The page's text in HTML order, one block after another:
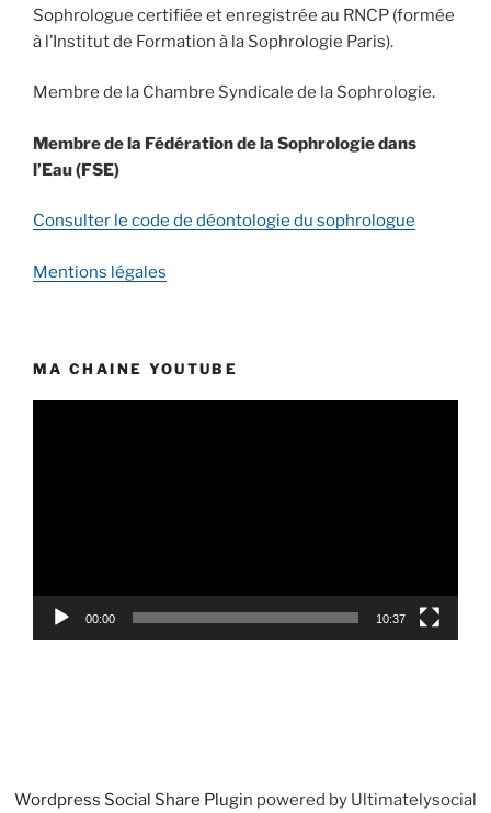
Sophrologue certifiée et enregistrée au RNCP (formée
à l’Institut de Formation à la Sophrologie Paris).
Membre de la Chambre Syndicale de la Sophrologie.
Membre de la Fédération de la Sophrologie dans
l’Eau (FSE)
Consulter le code de déontologie du sophrologue
Mentions légales
MA CHAINE YOUTUBE
00:00 10:37
Wordpress Social Share Plugin powered by Ultimatelysocial